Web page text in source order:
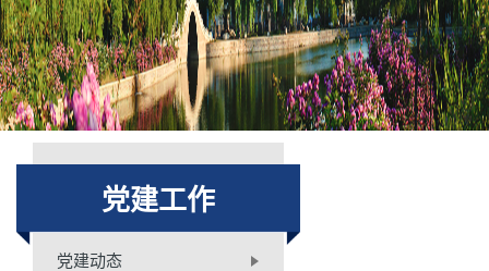
党建工作
党建动态